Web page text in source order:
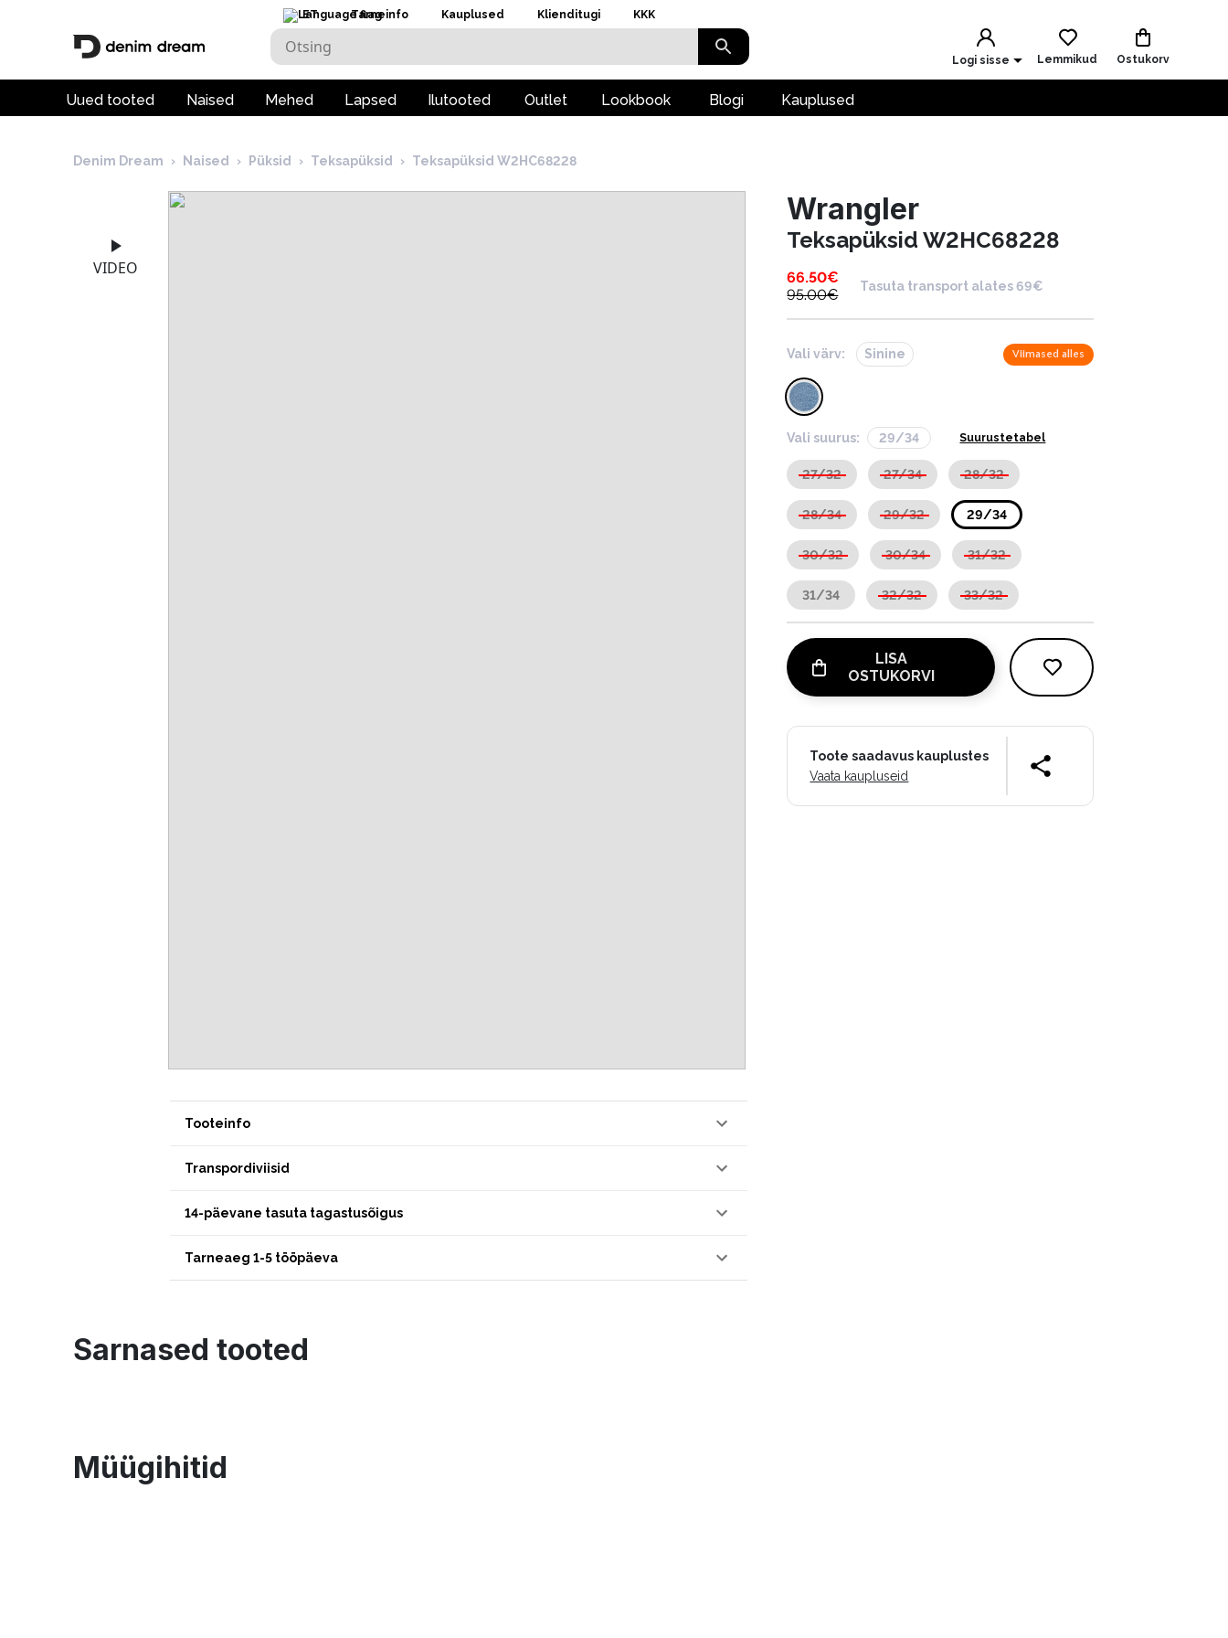
ET Tarneinfo Kauplused Klienditugi KKK
Logi sisse Lemmikud Ostukorv
Uued tooted Naised Mehed Lapsed Ilutooted Outlet Lookbook Blogi Kauplused
Denim Dream › Naised › Püksid › Teksapüksid › Teksapüksid W2HC68228
VIDEO
Tooteinfo
Transpordiviisid
14-päevane tasuta tagastusõigus
Tarneaeg 1-5 tööpäeva
Wrangler
Teksapüksid W2HC68228
66.50€
95.00€
Tasuta transport alates 69€
Vali värv: Sinine Viimased alles
Vali suurus: 29/34 Suurustetabel
27/32 27/34 28/32
28/34 29/32 29/34
30/32 30/34 31/32
31/34 32/32 33/32
LISA
OSTUKORVI
Toote saadavus kauplustes
Vaata kaupluseid
Sarnased tooted
Müügihitid